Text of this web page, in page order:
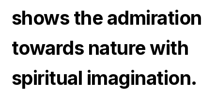
shows the admiration
towards nature with
spiritual imagination.